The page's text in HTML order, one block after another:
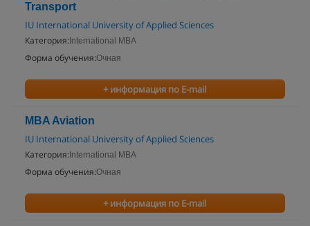
Transport
IU International University of Applied Sciences
Категория: International MBA
Форма обучения:Очная
+ информация по E-mail
MBA Aviation
IU International University of Applied Sciences
Категория: International MBA
Форма обучения:Очная
+ информация по E-mail